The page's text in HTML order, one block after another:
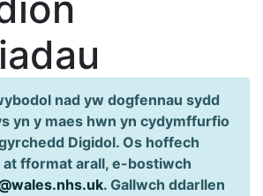
nad yw dogfennau sydd
yn y maes hwn yn cydymffurfio
Digidol. Os hoffech
at fformat arall, e-bostiwch
. Gallwch ddarllen